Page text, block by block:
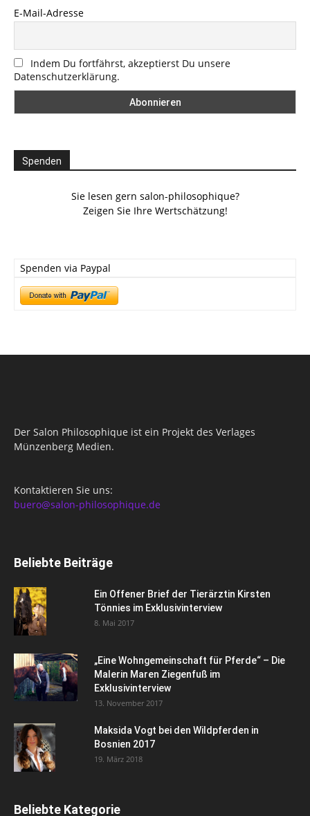
E-Mail-Adresse
Indem Du fortfährst, akzeptierst Du unsere
Datenschutzerklärung.
Spenden
Sie lesen gern salon-philosophique?
Zeigen Sie Ihre Wertschätzung!
Spenden via Paypal
Der Salon Philosophique ist ein Projekt des Verlages
Münzenberg Medien.
Kontaktieren Sie uns:
buero@salon-philosophique.de
Beliebte Beiträge
Ein Offener Brief der Tierärztin Kirsten
Tönnies im Exklusivinterview
8. Mai 2017
„Eine Wohngemeinschaft für Pferde“ – Die
Malerin Maren Ziegenfuß im
Exklusivinterview
13. November 2017
Maksida Vogt bei den Wildpferden in
Bosnien 2017
19. März 2018
Beliebte Kategorie